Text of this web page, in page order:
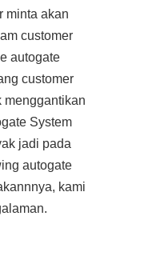
minta akan
customer
autogate
customer
menggantikan
System
jadi pada
autogate
kami